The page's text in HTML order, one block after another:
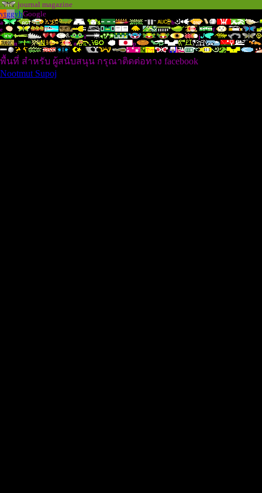
.
.journal magazine
ytggyhGoogle
a
b
e
f
i
j
n
o
p
t
พื้นที่ สำหรับ ผู้สนับสนุน กรุณาติดต่อทาง facebook
Nootmut Supoj